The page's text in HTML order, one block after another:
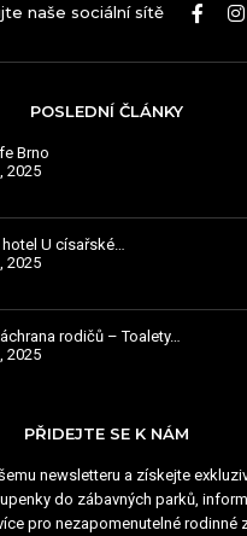
naše sociální sítě
POSLEDNÍ ČLÁNKY
Brno
2025
hotel U císařské…
2025
rodičů – Toalety…
2025
PŘIDEJTE SE K NÁM
newsletteru a získejte
do zábavných parků,
pro nezapomenutelné rodinné